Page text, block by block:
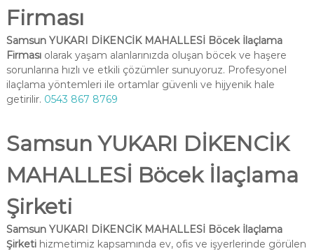
Firması
Samsun YUKARI DİKENCİK MAHALLESİ Böcek İlaçlama
Firmasıolarak yaşam alanlarınızda oluşan böcek ve haşere
sorunlarına hızlı ve etkili çözümler sunuyoruz. Profesyonel
ilaçlama yöntemleri ile ortamlar güvenli ve hijyenik hale
getirilir. 0543 867 8769
Samsun YUKARI DİKENCİK
MAHALLESİ Böcek İlaçlama
Şirketi
Samsun YUKARI DİKENCİK MAHALLESİ Böcek İlaçlama
Şirketihizmetimiz kapsamında ev, ofis ve işyerlerinde görülen